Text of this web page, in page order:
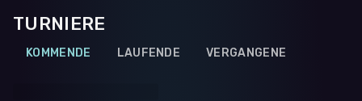
TURNIERE
KOMMENDE LAUFENDE VERGANGENE